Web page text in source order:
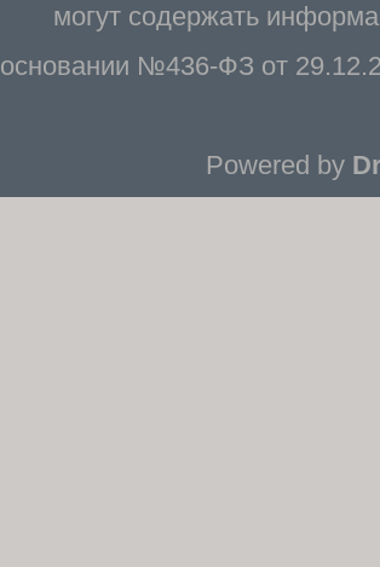
могут содержать
основании №436-ФЗ от
Powered by